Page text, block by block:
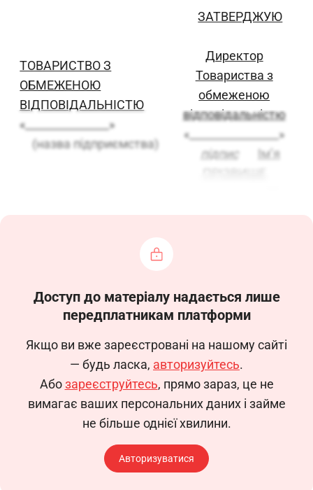
ТОВАРИСТВО З
ОБМЕЖЕНОЮ
ВІДПОВІДАЛЬНІСТЮ
«_______________»
(назва підприємства)
ЗАТВЕРДЖУЮ
Директор
Товариства з
обмеженою
відповідальністю
«________________»
підпис
Ім’я
слюсаря з ремонту
сільськогосподарських машин та
устаткування 4-го розряду
(Код КП – 7233)
1. Загальні положення
1.1. Ця робоча інструкція визначає
функціональні обов’язки, права та
Доступ до матеріалу надається лише
передплатникам платформи
Якщо ви вже зареєстровані на нашому сайті
— будь ласка, авторизуйтесь.
Абозареєструйтесь, прямо зараз, це не
вимагає ваших персональних даних і займе
не більше однієї хвилини.
Авторизуватися